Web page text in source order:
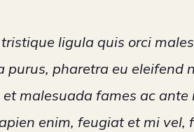
ligula quis orci
purus, pharetra eu eleifend
malesuada fames ac
enim, feugiat et mi